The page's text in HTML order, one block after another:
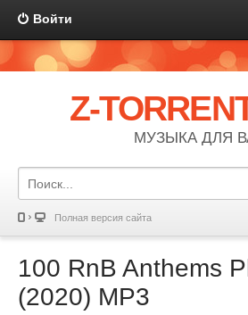
Войти
Z-
МУЗЫКА ДЛЯ
Полная версия сайта
100 RnB Anthems
(2020) MP3